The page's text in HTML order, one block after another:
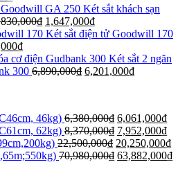
Két sắt khách sạn
₫ 1,647,000₫
Két sắt điện tử Goodwill 170
₫
Két sắt 2 ngăn
300 6,890,000₫ 6,201,000₫
46kg) 6,380,000₫ 6,061,000₫
62kg) 8,370,000₫ 7,952,000₫
22,500,000₫ 20,250,000₫
70,980,000₫ 63,882,000₫